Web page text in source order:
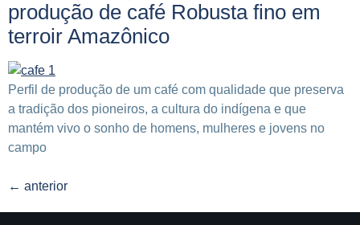
produção de café Robusta fino em
terroir Amazônico
Perfil de produção de um café com qualidade que preserva
a tradição dos pioneiros, a cultura do indígena e que
mantém vivo o sonho de homens, mulheres e jovens no
campo
← anterior